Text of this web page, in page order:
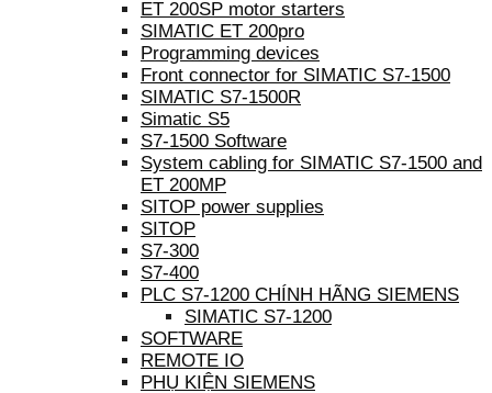
ET 200SP motor starters
SIMATIC ET 200pro
Programming devices
Front connector for SIMATIC S7-1500
SIMATIC S7-1500R
Simatic S5
S7-1500 Software
System cabling for SIMATIC S7-1500 and
ET 200MP
SITOP power supplies
SITOP
S7-300
S7-400
PLC S7-1200 CHÍNH HÃNG SIEMENS
SIMATIC S7-1200
SOFTWARE
REMOTE IO
PHỤ KIỆN SIEMENS